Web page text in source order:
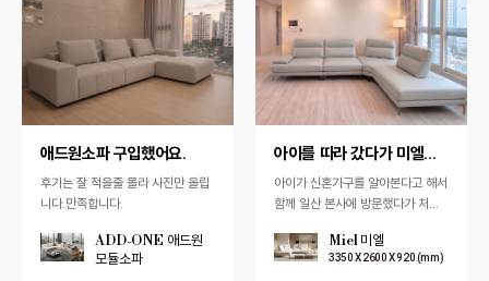
애드원소파 구입했어요.
후기는 잘 적을줄 몰라 사진만 올립
니다.만족합니다.
ADD-ONE 애드원
모듈소파
아이를 따라 갔다가 미엘소파 구매했어요.
아이가 신혼가구를 알아본다고 해서
함께 일산 본사에 방문했다가 처음
사실 처음에는 이름만 듣고 '혹시 유
명 브랜…
Miel 미엘
3350 X 2600 X 920 (mm)